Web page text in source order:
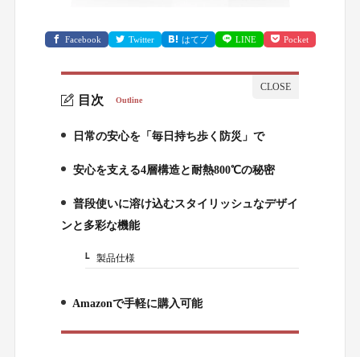
Facebook Twitter はてブ LINE Pocket
目次 Outline
日常の安心を「毎日持ち歩く防災」で
2.
安心を支える4層構造と耐熱800℃の秘密
普段使いに溶け込むスタイリッシュなデザイ
ンと多彩な機能
3-1.製品仕様
4.
Amazonで手軽に購入可能